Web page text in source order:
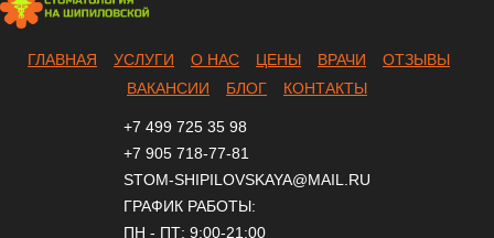
ГЛАВНАЯ УСЛУГИ О НАС ЦЕНЫ ВРАЧИ
ОТЗЫВЫ
ВАКАНСИИ
БЛОГ КОНТАКТЫ
+7 499 725 35 98
+7 905 718-77-81
STOM-SHIPILOVSKAYA@MAIL.RU
ГРАФИК РАБОТЫ:
ПН - ПТ: 9:00-21:00